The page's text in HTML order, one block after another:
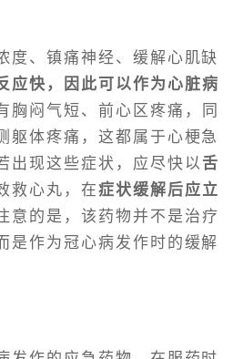
度、镇痛神经、缓解心肌缺
应快，因此可以作为心脏病
胸闷气短、前心区疼痛，同
躯体疼痛，这都属于心梗急
出现这些症状，应尽快以 舌
救心丸，在症状缓解后应立
意的是，该药物并不是治疗
是作为冠心病发作时的缓解